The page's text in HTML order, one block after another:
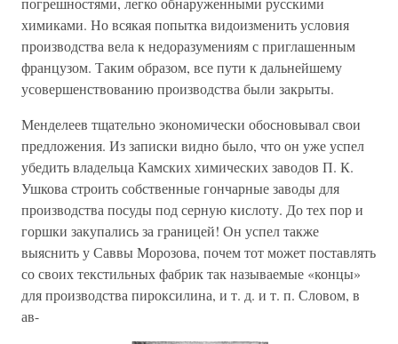
химиками. Но всякая попытка видоизменить условия
производства вела к недоразумениям с приглашенным
французом. Таким образом, все пути к дальнейшему
усовершенствованию производства были закрыты.
Менделеев тщательно экономически обосновывал свои
предложения. Из записки видно было, что он уже успел
убедить владельца Камских химических заводов П. К.
Ушкова строить собственные гончарные заводы для
производства посуды под серную кислоту. До тех пор и
горшки закупались за границей! Он успел также
выяснить у Саввы Морозова, почем тот может поставлять
со своих текстильных фабрик так называемые «концы»
для производства пироксилина, и т. д. и т. п. Словом, в
ав-